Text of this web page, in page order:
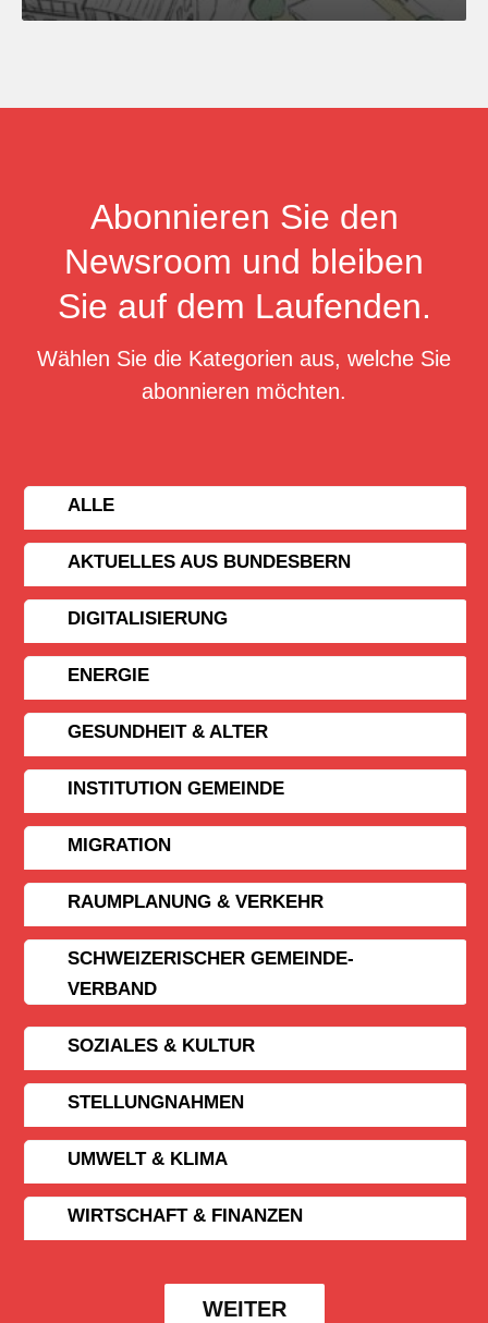
Abonnieren Sie den
Newsroom und bleiben
Sie auf dem Laufenden.
Wählen Sie die Kategorien aus, welche Sie
abonnieren möchten.
ALLE
AKTUELLES AUS BUNDESBERN
DIGITALISIERUNG
ENERGIE
GESUNDHEIT & ALTER
INSTITUTION GEMEINDE
MIGRATION
RAUMPLANUNG & VERKEHR
SCHWEIZERISCHER GEMEINDE­
VERBAND
SOZIALES & KULTUR
STELLUNGNAHMEN
UMWELT & KLIMA
WIRTSCHAFT & FINANZEN
WEITER